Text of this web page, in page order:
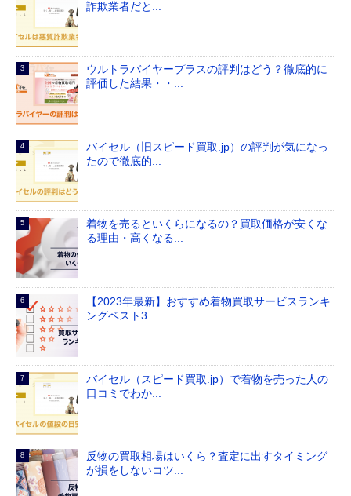
詐欺業者だと...
ウルトラバイヤープラスの評判はどう？徹底的に
評価した結果・・...
バイセル（旧スピード買取.jp）の評判が気になっ
たので徹底的...
着物を売るといくらになるの？買取価格が安くな
る理由・高くなる...
【2023年最新】おすすめ着物買取サービスランキ
ングベスト3...
バイセル（スピード買取.jp）で着物を売った人の
口コミでわか...
反物の買取相場はいくら？査定に出すタイミング
が損をしないコツ...